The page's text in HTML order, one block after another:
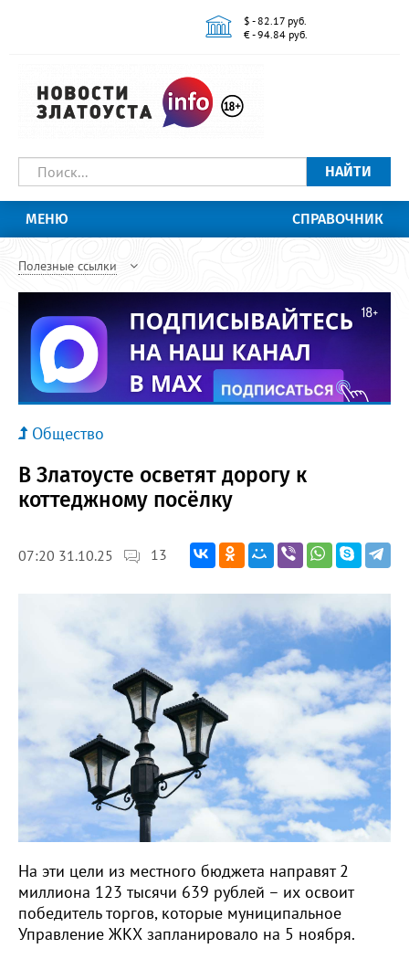
$ - 82.17 руб.
€ - 94.84 руб.
НАЙТИ
МЕНЮ СПРАВОЧНИК
Полезные ссылки
Общество
В Златоусте осветят дорогу к
коттеджному посёлку
07:20 31.10.25 13
На эти цели из местного бюджета направят 2
миллиона 123 тысячи 639 рублей – их освоит
победитель торгов, которые муниципальное
Управление ЖКХ запланировало на 5 ноября.